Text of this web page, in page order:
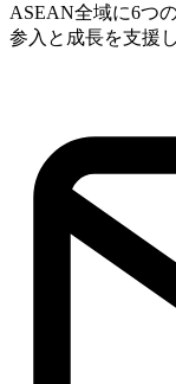
ASEAN全域に6つ
参入と成長を支援